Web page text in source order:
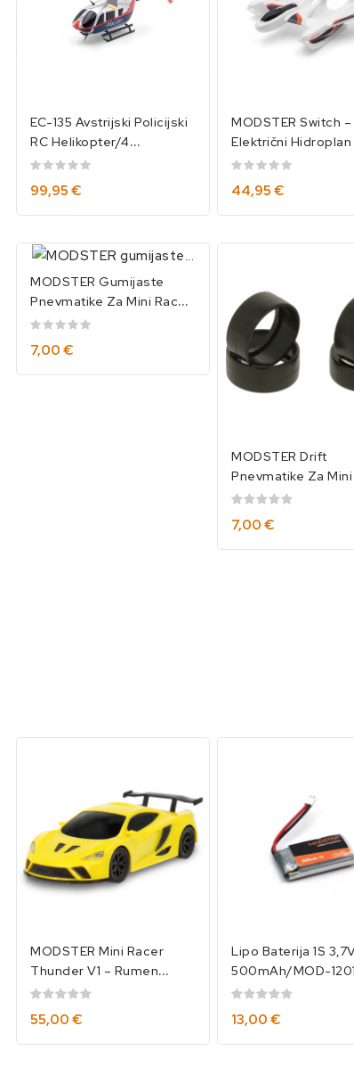
EC-135 Avstrijski Policijski
RC Helikopter/4
Kanali/RTF/MOD-11673
99,95 €
MODSTER Switch –
Električni Hidroplan
Žiroskopom/350208
44,95 €
MODSTER Gumijaste
Pnevmatike Za Mini Racer
1/40(4)/MOD12125
7,00 €
MODSTER Drift
Pnevmatike Za Mini
1/40(4)/MOD12124
7,00 €
MODSTER Mini Racer
Thunder V1 – Rumen
(1:40)/MOD12120
55,00 €
Lipo Baterija 1S 3,7V
500mAh/MOD-
13,00 €